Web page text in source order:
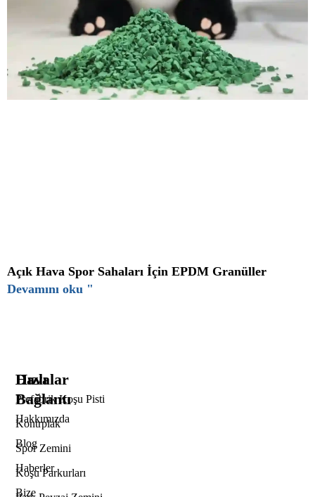
Açık Hava Spor Sahaları İçin EPDM Granüller
Devamını oku "
Hızlı
Bağlantı
Hakkımızda
Blog
Haberler
Bize
Davalar
Prefabrik Koşu Pisti
Kontrplak
Spor Zemini
Koşu Parkurları